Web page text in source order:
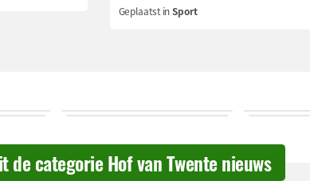
Geplaatst inSport
de categorie Hof van Twente nieuws